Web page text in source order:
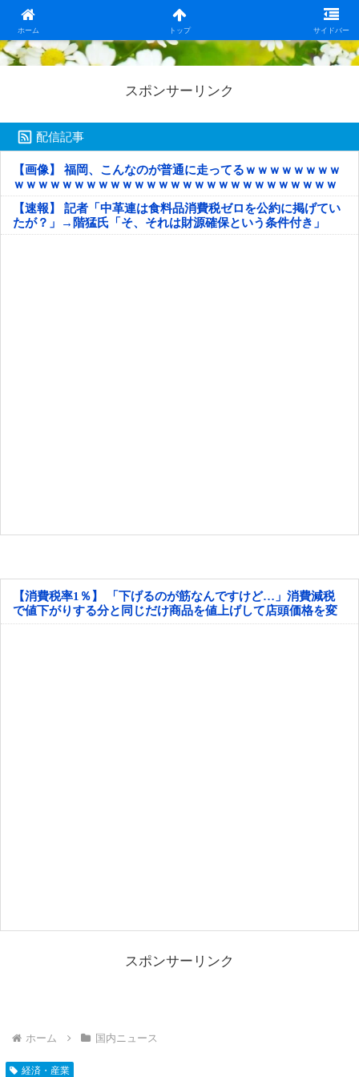
ホーム トップ サイドバー
日本第一！ニュース録
スポンサーリンク
配信記事
【画像】 福岡、こんなのが普通に走ってるｗｗｗｗｗｗｗｗ
ｗｗｗｗｗｗｗｗｗｗｗｗｗｗｗｗｗｗｗｗｗｗｗｗｗｗｗ
ｗｗｗｗｗ
【速報】 記者「中革連は食料品消費税ゼロを公約に掲げてい
たが？」→階猛氏「そ、それは財源確保という条件付き」
【消費税率1％】 「下げるのが筋なんですけど…」消費減税
で値下がりする分と同じだけ商品を値上げして店頭価格を変
えない店も
スポンサーリンク
ホーム 国内ニュース
経済・産業